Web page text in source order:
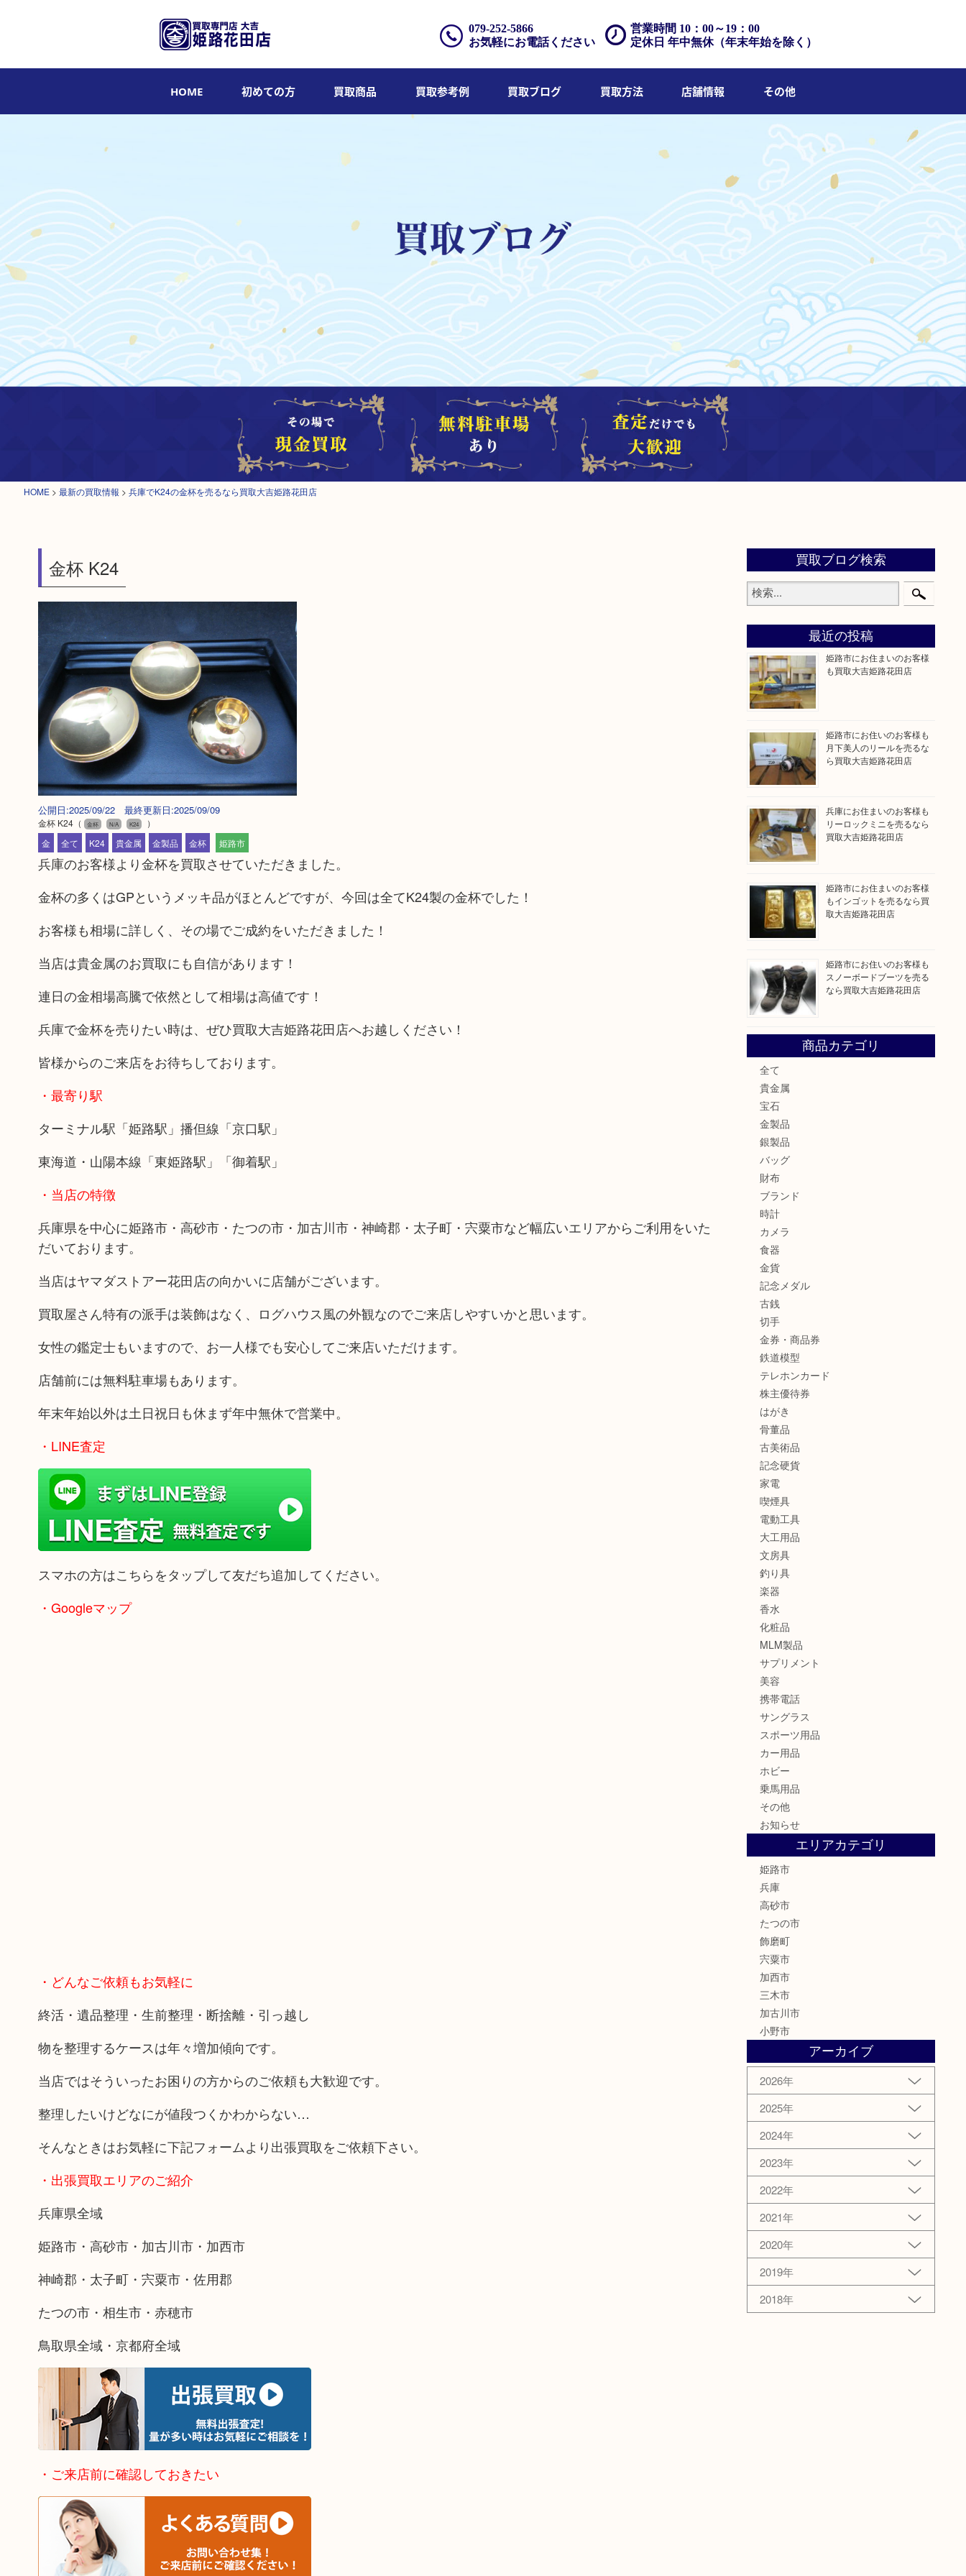
営業時間 10：00～19：00
定休日 年中無休（年末年始を除く）
079-252-5866
お気軽にお電話ください
HOME 初めての方 買取商品 買取参考例 買取ブログ 買取方法 店舗情報 その他
HOME > 最新の買取情報 > 兵庫でK24の金杯を売るなら買取大吉姫路花田店
金杯 K24
公開日:2025/09/22 最終更新日:2025/09/09
金杯 K24（ 金杯 N/A K24
）
金
全て K24 貴金属 金製品 金杯 姫路市
兵庫のお客様より金杯を買取させていただきました。
金杯の多くはGPというメッキ品がほとんどですが、今回は全てK24製の金杯でした！
お客様も相場に詳しく、その場でご成約をいただきました！
当店は貴金属のお買取にも自信があります！
連日の金相場高騰で依然として相場は高値です！
兵庫で金杯を売りたい時は、ぜひ買取大吉姫路花田店へお越しください！
皆様からのご来店をお待ちしております。
・最寄り駅
ターミナル駅「姫路駅」播但線「京口駅」
東海道・山陽本線「東姫路駅」「御着駅」
・当店の特徴
兵庫県を中心に姫路市・高砂市・たつの市・加古川市・神崎郡・太子町・宍粟市など幅広いエリアからご利用をいた
だいております。
当店はヤマダストアー花田店の向かいに店舗がございます。
買取屋さん特有の派手は装飾はなく、ログハウス風の外観なのでご来店しやすいかと思います。
女性の鑑定士もいますので、お一人様でも安心してご来店いただけます。
店舗前には無料駐車場もあります。
年末年始以外は土日祝日も休まず年中無休で営業中。
・LINE査定
スマホの方はこちらをタップして友だち追加してください。
・Googleマップ
・どんなご依頼もお気軽に
終活・遺品整理・生前整理・断捨離・引っ越し
物を整理するケースは年々増加傾向です。
当店ではそういったお困りの方からのご依頼も大歓迎です。
整理したいけどなにが値段つくかわからない…
そんなときはお気軽に下記フォームより出張買取をご依頼下さい。
・出張買取エリアのご紹介
兵庫県全域
姫路市・高砂市・加古川市・加西市
神崎郡・太子町・宍粟市・佐用郡
たつの市・相生市・赤穂市
鳥取県全域・京都府全域
・ご来店前に確認しておきたい
買取ブログ検索
最近の投稿
姫路市にお住まいのお客様
も買取大吉姫路花田店
姫路市にお住いのお客様も
月下美人のリールを売るな
ら買取大吉姫路花田店
兵庫にお住まいのお客様も
リーロックミニを売るなら
買取大吉姫路花田店
姫路市にお住まいのお客様
もインゴットを売るなら買
取大吉姫路花田店
姫路市にお住いのお客様も
スノーボードブーツを売る
なら買取大吉姫路花田店
商品カテゴリ
全て
貴金属
宝石
金製品
銀製品
バッグ
財布
ブランド
時計
カメラ
食器
金貨
記念メダル
古銭
切手
金券・商品券
鉄道模型
テレホンカード
株主優待券
はがき
骨董品
古美術品
記念硬貨
家電
喫煙具
電動工具
大工用品
文房具
釣り具
楽器
香水
化粧品
MLM製品
サプリメント
美容
携帯電話
サングラス
スポーツ用品
カー用品
ホビー
乗馬用品
その他
お知らせ
エリアカテゴリ
姫路市
兵庫
高砂市
たつの市
飾磨町
宍粟市
加西市
三木市
加古川市
小野市
アーカイブ
2026年
2025年
2024年
2023年
2022年
2021年
2020年
2019年
2018年